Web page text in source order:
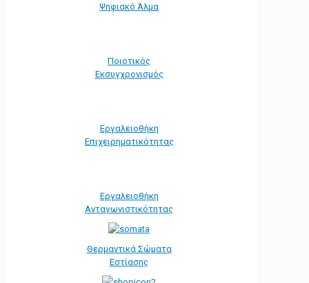
Ψηφιακό Άλμα
Ποιοτικός
Εκσυγχρονισμός
Εργαλειοθήκη
Eπιχειρηματικότητας
Εργαλειοθήκη
Ανταγωνιστικότητας
Θερμαντικά Σώματα
Εστίασης